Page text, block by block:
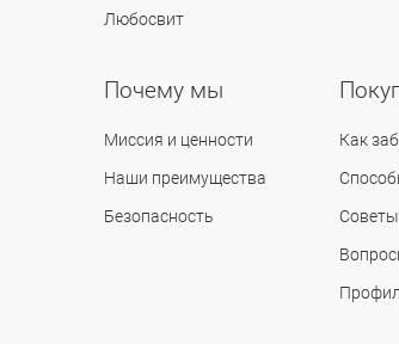
Любосвит
Почему мы
Миссия и ценности
Наши преимущества
Безопасность
Как